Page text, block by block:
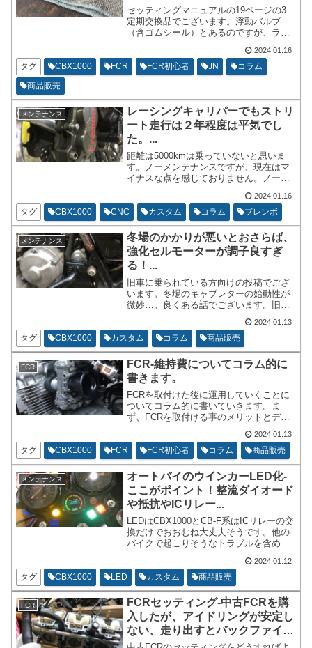
う…...
セッティングマニュアルの19ページの3.
定期交換品でございます。浮動バルブ
（含ゴムシール）とあるのですが、ラー
違います。マニュアルに記載している内
容なので、安全マージンを保っている内
容だと思います。
2024.01.16
タグ CBX1000 FCR FCR初心者 JN
コラム
商品販売
メンテナンス
レーシングキャリパーでもストリ
ート走行は２年程度は平気でし
た。...
距離は5000kmは乗っていないと思いま
す。ノーメンテナンスですが、現在はマ
イナスな点を感じておりません。ノーメ
ん。汚れなどは比較的ひどいのかもしれ
ませんが、洗車などはまめに行っている
為、気になりません。
2024.01.16
タグ CBX1000 CNC カスタム コラム ブレンボ
メンテナンス
冬場のかかりが悪いとおさらば、
強化セルモーターが調子良すぎ
る！...
旧車に乗られている方向けの投稿でござ
います。冬場のキャブレターの始動性が
微妙…。良くある話でございます。旧車
ます。空冷エンジンの特徴として金属の
熱膨張を計算して設計さているので、温
度が上がるまではピストンなども含めて
金属同士の隙間に誤差が用意されていま
す。
2024.01.13
タグ CBX1000 カスタム コラム 商品販売
FCR
FCR-維持費についてコラム的に
書きます。
FCRを取付けた後に運用していくことに
ついてコラム的に書いていきます。ま
ず、FCRを取付ける事のメリットとデメ
る、メンテナンス性が高いなどがすぐに
思いつきます。デメリットは燃費が下が
るケースがある。
2024.01.13
タグ CBX1000 FCR FCR初心者 コラム 商品販売
メンテナンス
オートバイのウインカーLED化-
ここがポイント！整流ダイオード
や抵抗やICリレー...
LEDはCBX1000とCB-F系はICリレーの交
換だけでおおむね大丈夫そうです。他の
バイクで起こりそうなトラブルを含めて
りする事になるかもしれませんが、車種
によってはICリレーの交換だけでLED化
が出来るかもしれません。
2024.01.12
タグ CBX1000 LED カスタム 商品販売
FCR
FCRセッティング-中古FCRを購
入したが、アイドリングが安定し
ない、走り出すとバックファイヤ
ーする...